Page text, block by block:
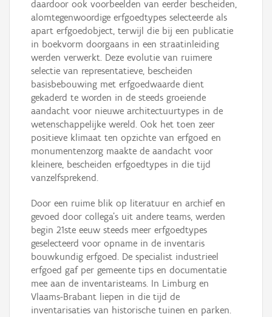
daardoor ook voorbeelden van eerder bescheiden,
alomtegenwoordige erfgoedtypes selecteerde als
apart erfgoedobject, terwijl die bij een publicatie
in boekvorm doorgaans in een straatinleiding
werden verwerkt. Deze evolutie van ruimere
selectie van representatieve, bescheiden
basisbebouwing met erfgoedwaarde dient
gekaderd te worden in de steeds groeiende
aandacht voor nieuwe architectuurtypes in de
wetenschappelijke wereld. Ook het toen zeer
positieve klimaat ten opzichte van erfgoed en
monumentenzorg maakte de aandacht voor
kleinere, bescheiden erfgoedtypes in die tijd
vanzelfsprekend.
Door een ruime blik op literatuur en archief en
gevoed door collega’s uit andere teams, werden
begin 21ste eeuw steeds meer erfgoedtypes
geselecteerd voor opname in de inventaris
bouwkundig erfgoed. De specialist industrieel
erfgoed gaf per gemeente tips en documentatie
mee aan de inventaristeams. In Limburg en
Vlaams-Brabant liepen in die tijd de
inventarisaties van historische tuinen en parken.